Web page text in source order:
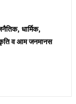
धार्मिक,
व आम जनमानस